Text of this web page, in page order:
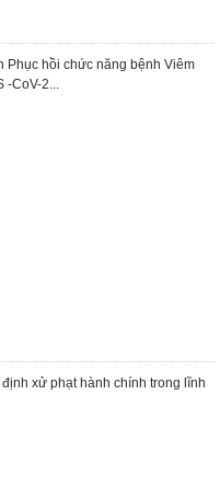
Phục hồi chức năng bệnh Viêm
-CoV-2...
xử phạt hành chính trong lĩnh